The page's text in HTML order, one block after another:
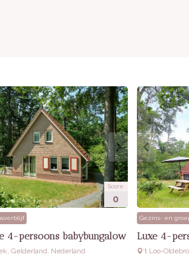
Score
0
4-persoons babybungalow
Gelderland, Nederland
Gezins- en
Luxe 4-
‘t Loo-